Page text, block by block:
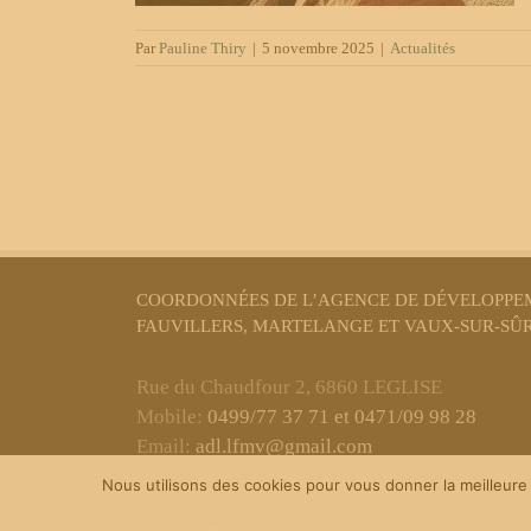
ParPauline Thiry | 5 novembre 2025 | Actualités
COORDONNÉES DE L’AGENCE DE
FAUVILLERS, MARTELANGE ET VAUX-SUR-
Rue du Chaudfour 2, 6860 LEGLISE
Mobile: 0499/77 37 71 et 0471/09 98 28
Email: adl.lfmv@gmail.com
Nous utilisons des cookies pour vous donner la